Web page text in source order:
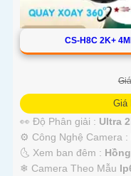
CS-H8C 2K+
Giá
👀 Độ Phân giải : Ultra
⚙ Công Nghệ Camera :
🌜 Xem ban đêm :
❄ Camera Theo Mẫu